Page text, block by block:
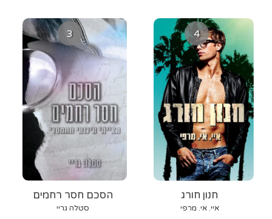
3
הסכם חסר רחמים
סטלה גריי
4
חנון חורג
איי. אי. מרפי